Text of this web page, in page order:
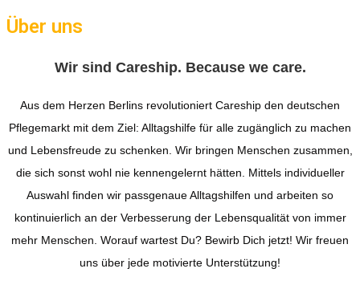
Über uns
Wir sind Careship. Because we care.
Aus dem Herzen Berlins revolutioniert Careship den deutschen
Pflegemarkt mit dem Ziel: Alltagshilfe für alle zugänglich zu machen
und Lebensfreude zu schenken. Wir bringen Menschen zusammen,
die sich sonst wohl nie kennengelernt hätten. Mittels individueller
Auswahl finden wir passgenaue Alltagshilfen und arbeiten so
kontinuierlich an der Verbesserung der Lebensqualität von immer
mehr Menschen. Worauf wartest Du? Bewirb Dich jetzt! Wir freuen
uns über jede motivierte Unterstützung!